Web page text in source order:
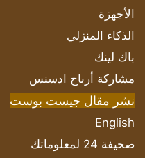
الأجهزة
الذكاء المنزلي
باك لينك
مشاركة أرباح ادسنس
نشر مقال جيست بوست
English
صحيفة 24 لمعلوماتك